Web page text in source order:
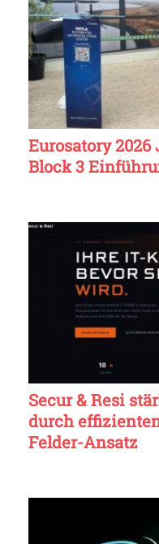
Eurosatory
Block 3
Secur & Resi
durch
Felder-Ansatz